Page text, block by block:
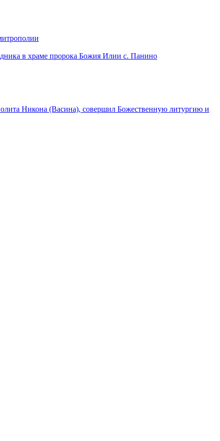
в храме пророка Божия Илии с. Панино
Никона (Васина), совершил Божественную литургию и